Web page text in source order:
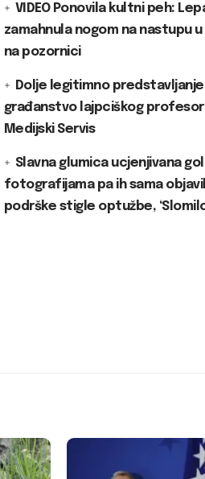
VIDEO Ponovila kultni peh:
zamahnula nogom na nastupu u
na pozornici
Dolje legitimno
građanstvo lajpciškog
Medijski Servis
Slavna glumica ucjenjivana
fotografijama pa ih sama
podrške stigle optužbe,